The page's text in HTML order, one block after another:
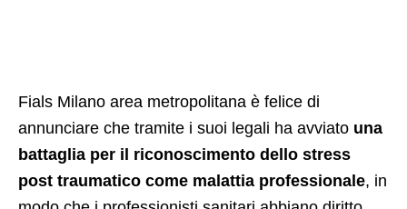
Fials Milano area metropolitana è felice di
annunciare che tramite i suoi legali ha avviato una
battaglia per il riconoscimento dello stress
post traumatico come malattia professionale, in